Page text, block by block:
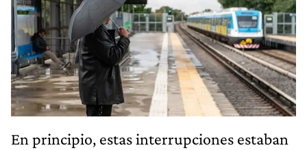
En principio, estas interrupciones estaban